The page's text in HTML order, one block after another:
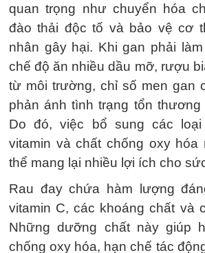
quan trọng như chuyển hóa
đào thải độc tố và bảo vệ cơ
nhân gây hại. Khi gan phải
chế độ ăn nhiều dầu mỡ, rượu
từ môi trường, chỉ số men gan
phản ánh tình trạng tổn thương
Do đó, việc bổ sung các
vitamin và chất chống oxy
thể mang lại nhiều lợi ích cho
Rau đay chứa hàm lượng
vitamin C, các khoáng chất và
Những dưỡng chất này giúp
chống oxy hóa, hạn chế tác